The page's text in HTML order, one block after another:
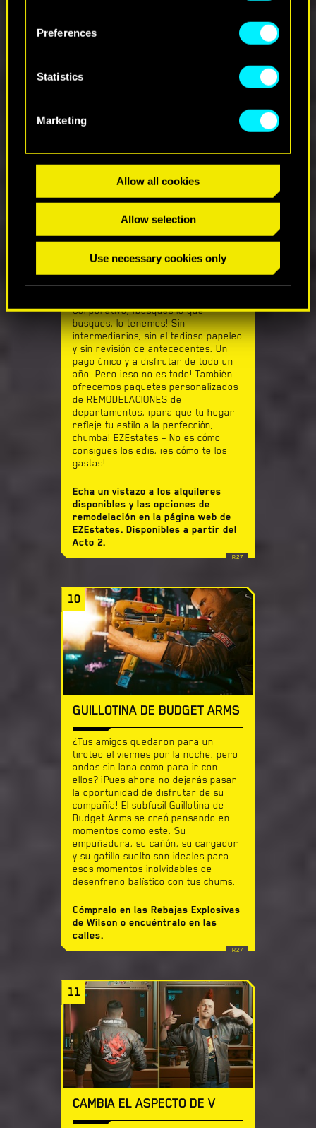
cookies and tweak your preferences regarding
Preferences
Statistics
Marketing
Allow all cookies
Allow selection
Use necessary cookies only
NUEVOS DEPARTAMENTOS DE
tamaño armario? ¿Estás hasta las
narices de subir hasta el piso
elevador? ¿Tu vecino el
ciberpsicópata no te deja dormir? ¡En
ayudarte! Desde un acogedor
departamento de netrunner en el
Distrito Industrial Norte hasta una
Corporativo, ¡busques lo que
busques, lo tenemos! Sin
intermediarios, sin el tedioso papeleo
y sin revisión de antecedentes. Un
pago único y a disfrutar de todo un
año. Pero ¡eso no es todo! También
ofrecemos paquetes personalizados
de REMODELACIONES de
departamentos, ¡para que tu hogar
refleje tu estilo a la perfección,
chumba! EZEstates – No es cómo
consigues los edis, ¡es cómo te los
gastas!
Echa un vistazo a los alquileres
disponibles y las opciones de
remodelación en la página web de
EZEstates. Disponibles a partir del
Acto 2.
10
GUILLOTINA DE BUDGET ARMS
¿Tus amigos quedaron para un
tiroteo el viernes por la noche, pero
andas sin lana como para ir con
ellos? ¡Pues ahora no dejarás pasar
la oportunidad de disfrutar de su
compañía! El subfusil Guillotina de
Budget Arms se creó pensando en
momentos como este. Su
empuñadura, su cañón, su cargador
y su gatillo suelto son ideales para
esos momentos inolvidables de
desenfreno balístico con tus chums.
Cómpralo en las Rebajas Explosivas
de Wilson o encuéntralo en las
calles.
11
CAMBIA EL ASPECTO DE V